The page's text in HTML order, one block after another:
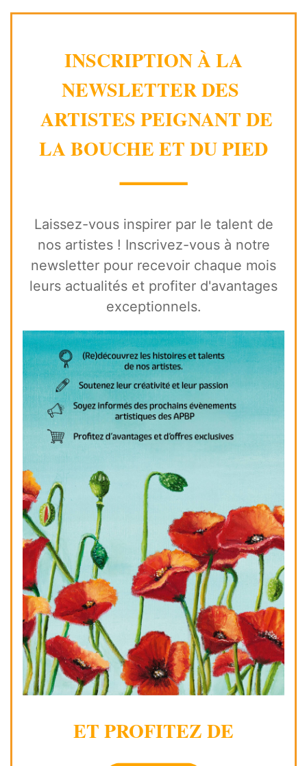
INSCRIPTION À LA
NEWSLETTER DES
ARTISTES PEIGNANT DE
LA BOUCHE ET DU PIED
⸻
Laissez-vous inspirer par le talent de
nos artistes ! Inscrivez-vous à notre
newsletter pour recevoir chaque mois
leurs actualités et profiter d'avantages
exceptionnels.
ET PROFITEZ DE